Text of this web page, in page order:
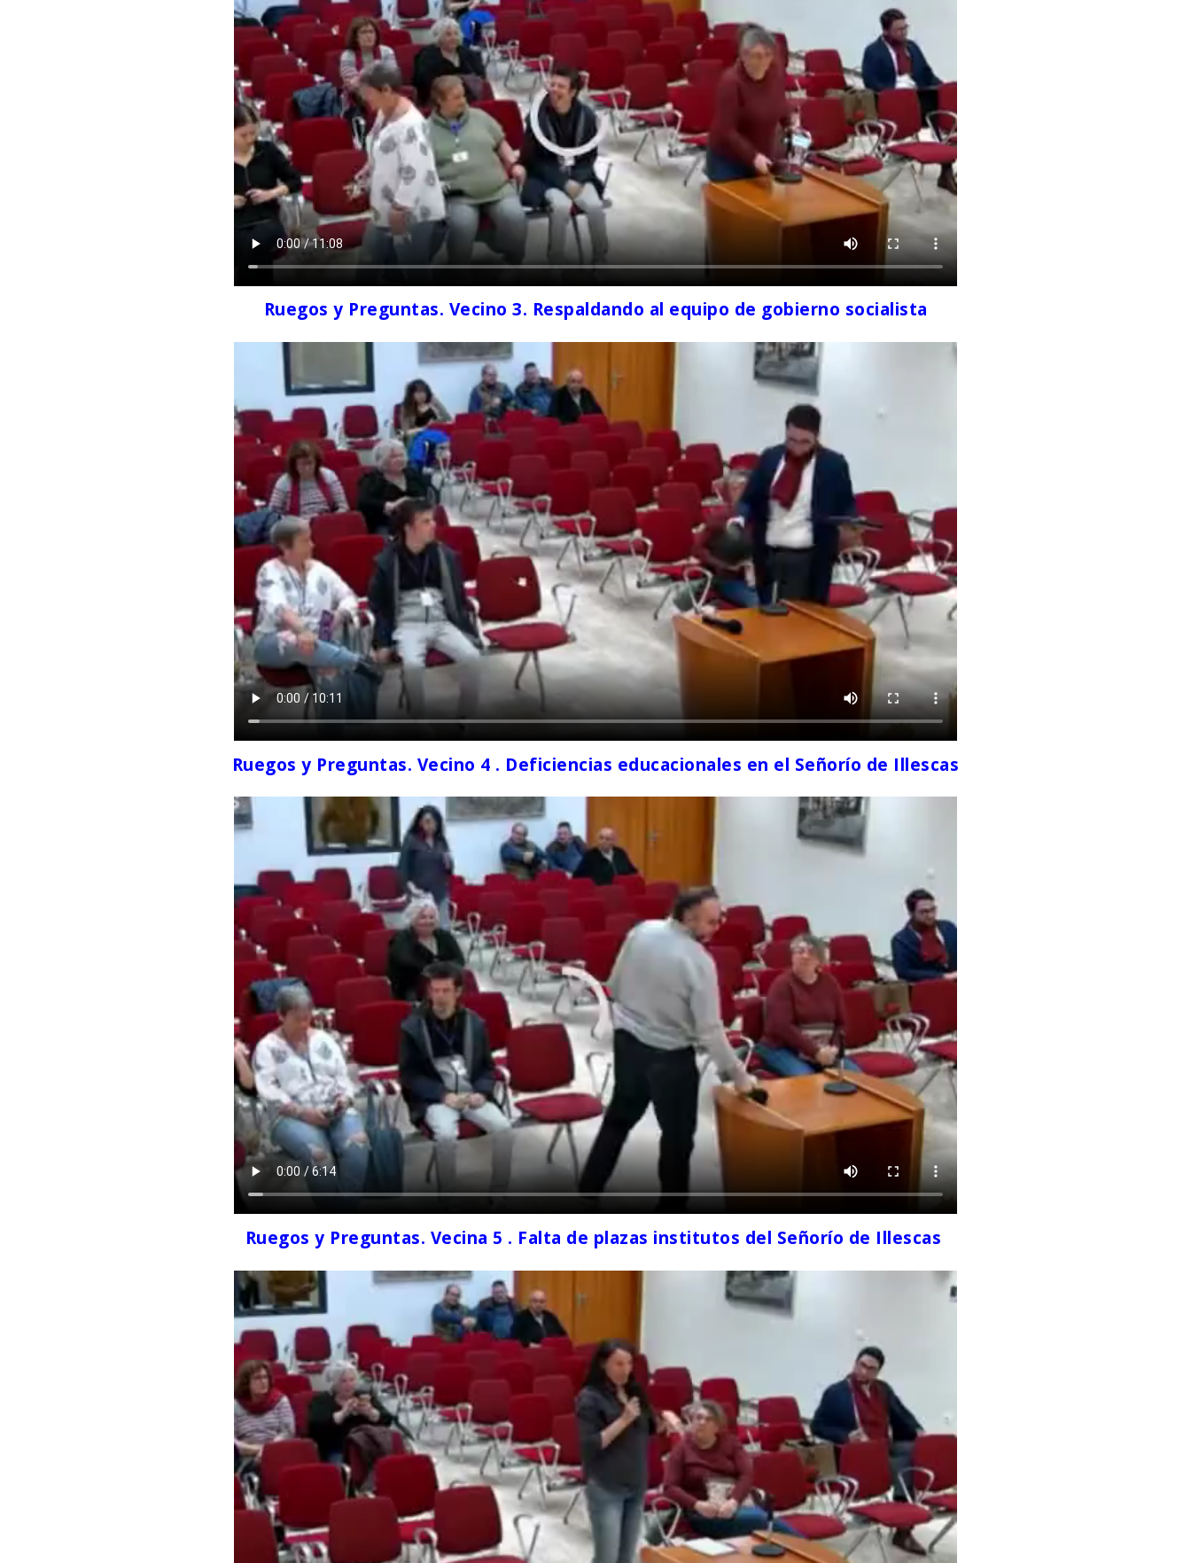
Ruegos y Preguntas. Vecino 3. Respaldando al equipo de gobierno socialista
Ruegos y Preguntas. Vecino 4 . Deficiencias educacionales en el Señorío de Illescas
Ruegos y Preguntas. Vecina 5 . Falta de plazas institutos del Señorío de Illescas